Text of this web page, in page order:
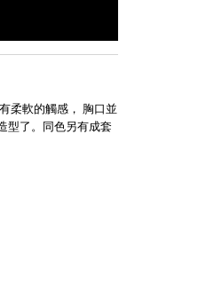
柔軟的觸感， 胸口並
型了。同色另有成套